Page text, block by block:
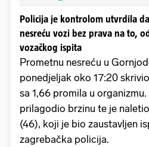
Policija je kontrolom utvrdila
nesreću vozi bez prava na to,
vozačkog ispita
Prometnu nesreću u
ponedjeljak oko 17:20
sa 1,66 promila u
prilagodio brzinu te je
(46), koji je bio zaustavljen
zagrebačka policija.